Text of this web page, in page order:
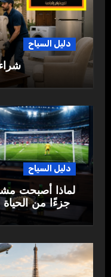
دليل السياح
دليل السياح
لماذا أصبحت
جزءًا من